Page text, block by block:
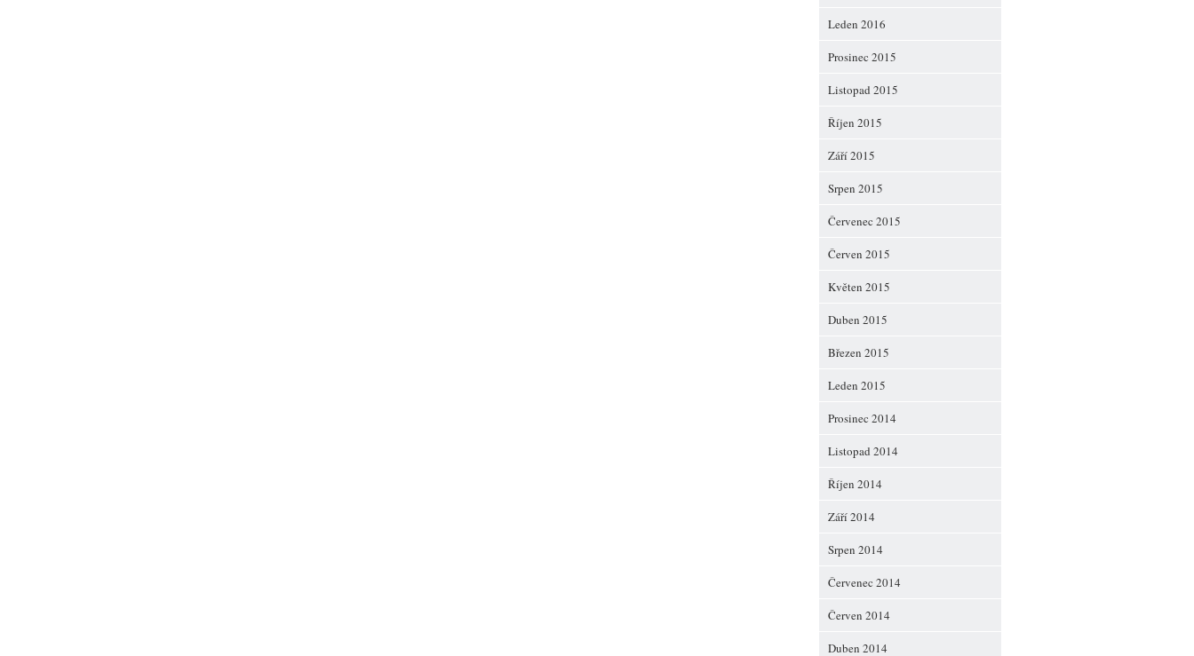
Leden 2016
Prosinec 2015
Listopad 2015
Říjen 2015
Září 2015
Srpen 2015
Červenec 2015
Červen 2015
Květen 2015
Duben 2015
Březen 2015
Leden 2015
Prosinec 2014
Listopad 2014
Říjen 2014
Září 2014
Srpen 2014
Červenec 2014
Červen 2014
Duben 2014